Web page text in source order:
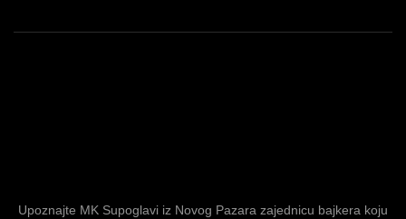
Upoznajte MK Supoglavi iz Novog Pazara zajednicu bajkera koju